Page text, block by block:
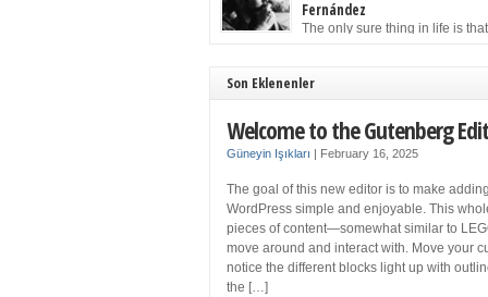
to solution may well be to get more sleep but
you get your 8 hours a night and still feel
Fernández
The only sure thing in life is that
sooner rather than later the leader of the
Revolution would succumb to that most strict
ways by the […]
Son Eklenenler
Welcome to the Gutenberg
Güneyin Işıkları February 16, 2025
The goal of this new editor is to make
WordPress simple and enjoyable. This
pieces of content—somewhat similar to
move around and interact with. Move your
notice the different blocks light up with
the […]